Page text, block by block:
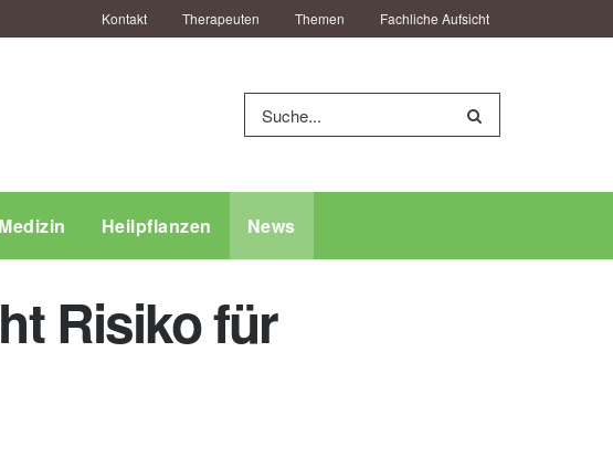
Kontakt Therapeuten Themen Fachliche Aufsicht
Heilpflanzen News
Risiko für